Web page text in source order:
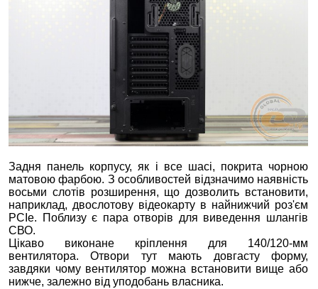
Задня панель корпусу, як і все шасі, покрита чорною
матовою фарбою. З особливостей відзначимо наявність
восьми слотів розширення, що дозволить встановити,
наприклад, двослотову відеокарту в найнижчий роз'єм
PCIe. Поблизу є пара отворів для виведення шлангів
СВО.
Цікаво виконане кріплення для 140/120-мм
вентилятора. Отвори тут мають довгасту форму,
завдяки чому вентилятор можна встановити вище або
нижче, залежно від уподобань власника.